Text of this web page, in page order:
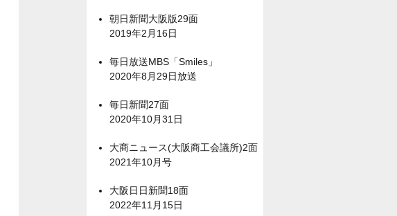
朝日新聞大阪版29面
2019年2月16日
毎日放送MBS「Smiles」
2020年8月29日放送
毎日新聞27面
2020年10月31日
大商ニュース(大阪商工会議所)2面
2021年10月号
大阪日日新聞18面
2022年11月15日